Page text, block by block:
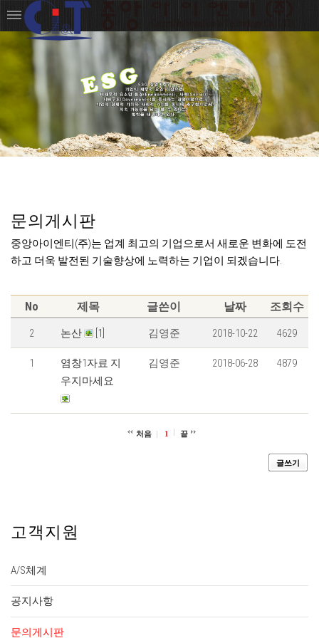
문의게시판
중앙아이엔티(주)는 업계 최고의 기업으로서 새로운 변화에 도전
하고 더욱 발전된 기술향상에 노력하는 기업이 되겠습니다.
No 제목 글쓴이 날짜 조회수
2 논산 [1] 김영준 2018-10-22 4629
1
염창1자료 지
우지마세요
김영준 2018-06-28 4879
처음 1 끝
글쓰기
고객지원
A/S체계
공지사항
문의게시판